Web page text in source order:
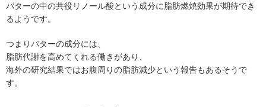
バターの中の共役リノール酸という成分に脂肪燃焼効果が期待でき
るようです。
つまりバターの成分には、
脂肪代謝を高めてくれる働きがあり、
海外の研究結果ではお腹周りの脂肪減少という報告もあるそうで
す。